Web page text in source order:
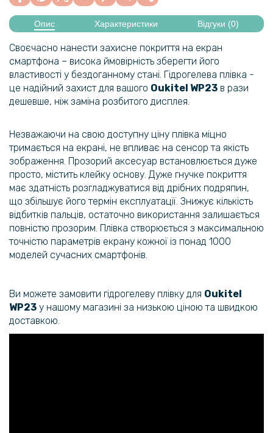
Опис Характеристики Відгуки (0)
Своєчасно нанести захисне покриття на екран
смартфона – висока ймовірність зберегти його
властивості у бездоганному стані. Гідрогелева плівка -
це надійний захист для вашого Oukitel WP23 в рази
дешевше, ніж заміна розбитого дисплея.
Незважаючи на свою доступну ціну плівка міцно
тримається на екрані, не впливає на сенсор та якість
зображення. Прозорий аксесуар встановлюється дуже
просто, містить клейку основу. Дуже гнучке покриття
має здатність розгладжуватися від дрібних подряпин,
що збільшує його термін експлуатації. Знижує кількість
відбитків пальців, остаточно використання залишається
повністю прозорим. Плівка створюється з максимальною
точністю параметрів екрану кожної із понад 1000
моделей сучасних смартфонів.
Ви можете замовити гідрогелеву плівку для Oukitel
WP23 у нашому магазині за низькою ціною та швидкою
доставкою.